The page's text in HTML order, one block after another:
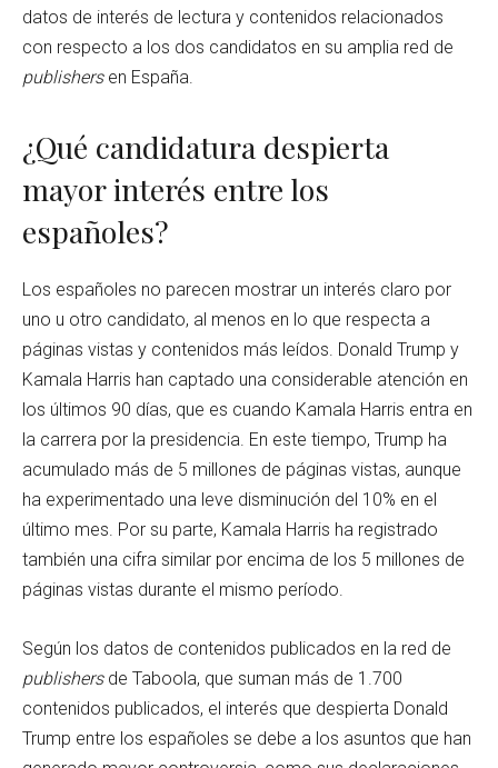
datos de interés de lectura y contenidos relacionados
con respecto a los dos candidatos en su amplia red de
publishers en España.
¿Qué candidatura despierta
mayor interés entre los
españoles?
Los españoles no parecen mostrar un interés claro por
uno u otro candidato, al menos en lo que respecta a
páginas vistas y contenidos más leídos. Donald Trump y
Kamala Harris han captado una considerable atención en
los últimos 90 días, que es cuando Kamala Harris entra en
la carrera por la presidencia. En este tiempo, Trump ha
acumulado más de 5 millones de páginas vistas, aunque
ha experimentado una leve disminución del 10% en el
último mes. Por su parte, Kamala Harris ha registrado
también una cifra similar por encima de los 5 millones de
páginas vistas durante el mismo período.
Según los datos de contenidos publicados en la red de
publishersde Taboola, que suman más de 1.700
contenidos publicados, el interés que despierta Donald
Trump entre los españoles se debe a los asuntos que han